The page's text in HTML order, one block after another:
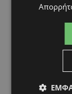
LIFESTYLE